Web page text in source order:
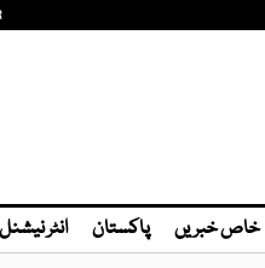
خاص خبریں پاکستان انٹر نیشنل